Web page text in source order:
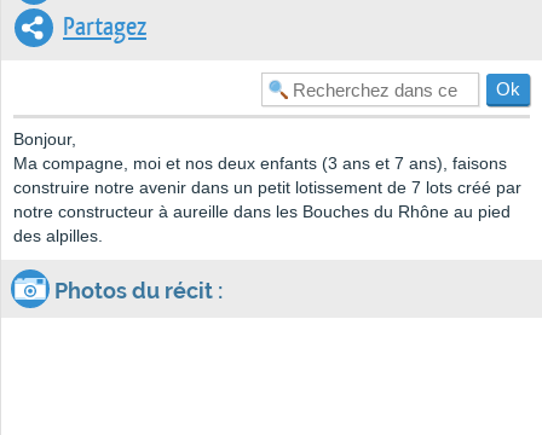
Partagez
Bonjour,
Ma compagne, moi et nos deux enfants (3 ans et 7 ans), faisons
construire notre avenir dans un petit lotissement de 7 lots créé par
notre constructeur à aureille dans les Bouches du Rhône au pied
des alpilles.
Photos du récit :